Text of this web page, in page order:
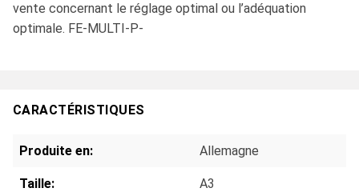
vente concernant le réglage optimal ou l’adéquation
optimale. FE-MULTI-P-
CARACTÉRISTIQUES
Produite en: Allemagne
Taille: A3